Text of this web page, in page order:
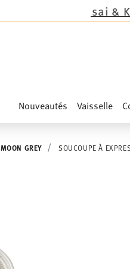
Achetez
Nouveautés Vaisselle
MOON GREY SOUCOUPE À